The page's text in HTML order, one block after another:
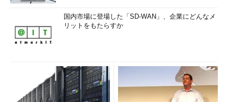
国内市場に登場した「SD-WAN」、企業にどんなメ
リットをもたらすか